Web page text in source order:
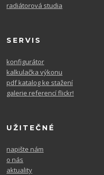
radiátorová studia
SERVIS
konfigurátor
kalkulačka výkonu
pdf katalog ke stažení
galerie referencí flickr!
UŽITEČNÉ
napište nám
o nás
aktuality